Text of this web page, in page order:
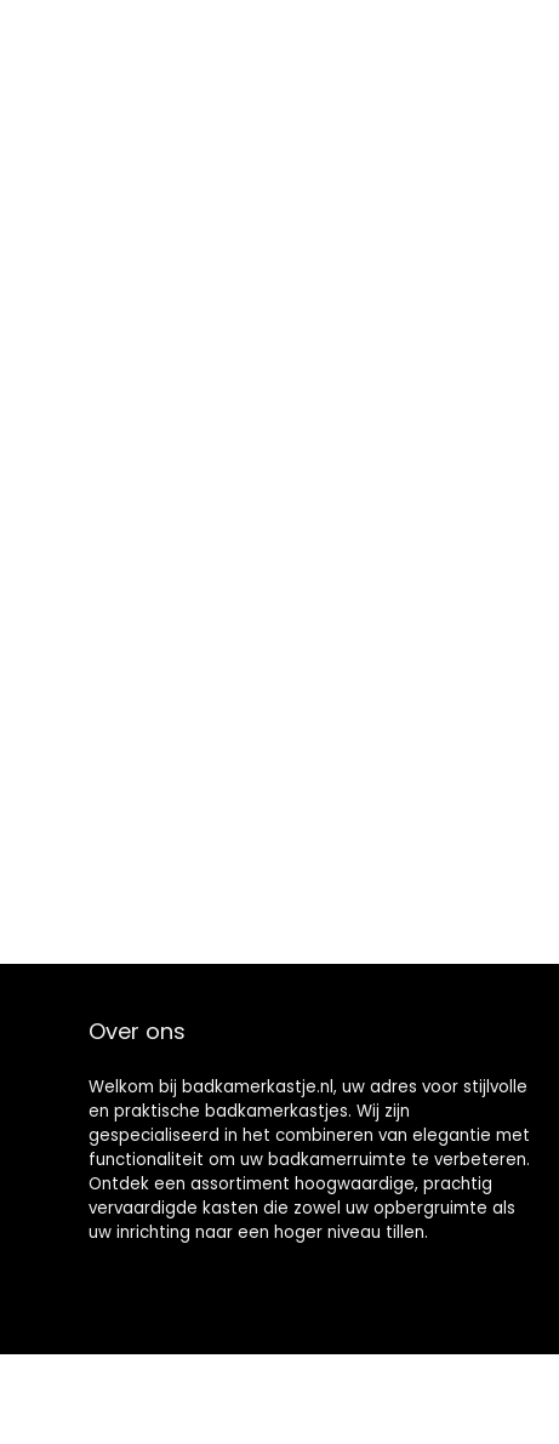
Over ons
Welkom bij badkamerkastje.nl, uw adres voor stijlvolle
en praktische badkamerkastjes. Wij zijn
gespecialiseerd in het combineren van elegantie met
functionaliteit om uw badkamerruimte te verbeteren.
Ontdek een assortiment hoogwaardige, prachtig
vervaardigde kasten die zowel uw opbergruimte als
uw inrichting naar een hoger niveau tillen.